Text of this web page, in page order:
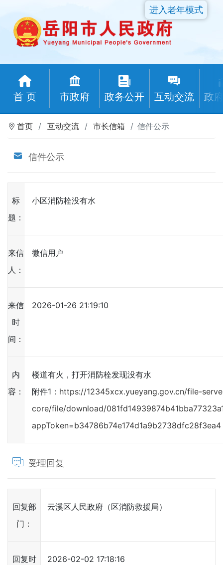
首 页 市政府 政务公开 互动交流 政
进入老年模式
首页 互动交流 市长信箱 信件公示
信件公示
标
题：
小区消防栓没有水
来信
人：
微信用户
来信
时
间：
2026-01-26 21:19:10
内
容：
楼道有火，打开消防栓发现没有水
附件1： https://12345xcx.yueyang.gov.cn/file-
core/file/download/
appToken=b34786b74e174d1a9b2738dfc28f3ea4
受理回复
回复部
门：
云溪区人民政府（区消防救援局）
回复时
2026-02-02 17:18:16